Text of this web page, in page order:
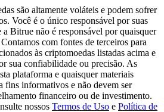
Win 500,000 USDT
Carnival
· 33,333 USDT Bonus
são altamente voláteis e podem sofrer
Você é o único responsável por suas
a Bitrue não é responsável por quaisquer
com fontes de terceiros para
às criptomoedas listadas acima e
sua confiabilidade ou precisão. As
plataforma e quaisquer materiais
fins informativos e não devem ser
financeiro ou de investimento.
nossos Termos de Uso e Política de